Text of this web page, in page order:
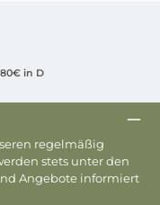
in D
regelmäßig
stets unter den
Angebote informiert